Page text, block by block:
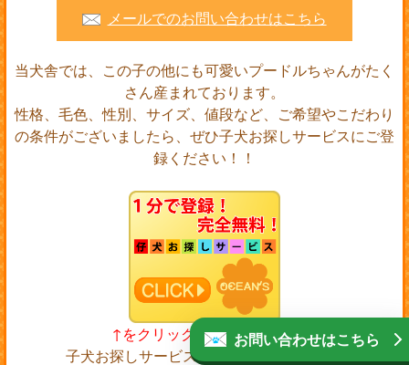
メールでのお問い合わせはこちら
当犬舎では、この子の他にも可愛いプードルちゃんがたく
さん産まれております。
性格、毛色、性別、サイズ、値段など、ご希望やこだわり
の条件がございましたら、ぜひ子犬お探しサービスにご登
録ください！！
↑をクリックして下さい！！
子犬お探しサービスに登録をすると・・・
お問い合わせはこちら